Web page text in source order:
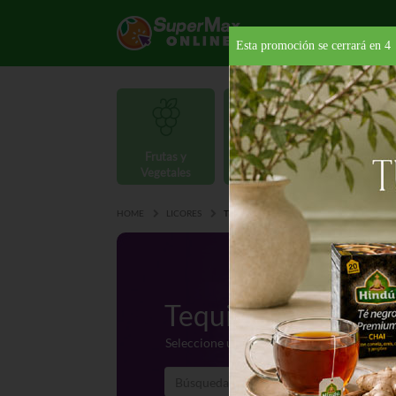
Carnes y
Mariscos
HOME LICORES TEQUILA
Tequila
Seleccione una categoría
Esta promoción se cerrará en 3